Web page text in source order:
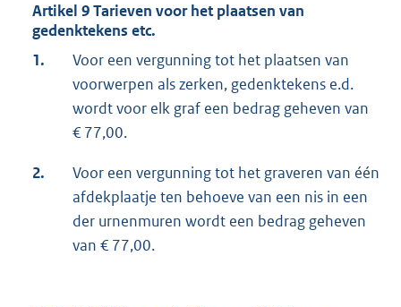
Artikel 9 Tarieven voor het plaatsen van
gedenktekens etc.
1.
Voor een vergunning tot het plaatsen van
voorwerpen als zerken, gedenktekens e.d.
wordt voor elk graf een bedrag geheven van
€ 77,00.
2.
Voor een vergunning tot het graveren van één
afdekplaatje ten behoeve van een nis in een
der urnenmuren wordt een bedrag geheven
van € 77,00.